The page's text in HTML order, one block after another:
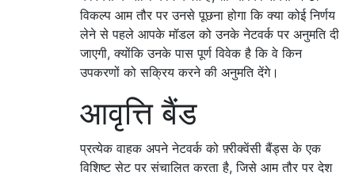
विकल्प आम तौर पर उनसे पूछना होगा कि क्या कोई निर्णय
लेने से पहले आपके मॉडल को उनके नेटवर्क पर अनुमति दी
जाएगी, क्योंकि उनके पास पूर्ण विवेक है कि वे किन
उपकरणों को सक्रिय करने की अनुमति देंगे।
आवृत्ति बैंड
प्रत्येक वाहक अपने नेटवर्क को फ़्रीक्वेंसी बैंड्स के एक
विशिष्ट सेट पर संचालित करता है, जिसे आम तौर पर देश